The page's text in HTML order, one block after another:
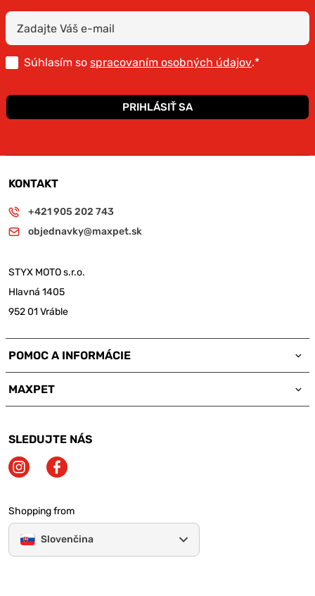
Súhlasím so spracovaním osobných údajov.*
PRIHLÁSIŤ SA
KONTAKT
+421 905 202 743
objednavky@maxpet.sk
STYX MOTO s.r.o.
Hlavná 1405
952 01 Vráble
POMOC A INFORMÁCIE
MAXPET
SLEDUJTE NÁS
Shopping from
Slovenčina